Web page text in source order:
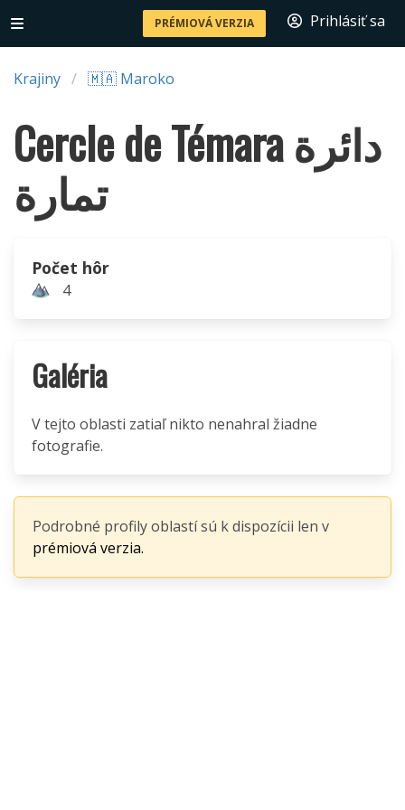
PRÉMIOVÁ VERZIA Prihlásiť sa
Krajiny 🇲🇦 Maroko
Cercle de Témara دائرة
تمارة
Počet hôr
4
Galéria
V tejto oblasti zatiaľ nikto nenahral žiadne
fotografie.
Podrobné profily oblastí sú k dispozícii len v
prémiová verzia.